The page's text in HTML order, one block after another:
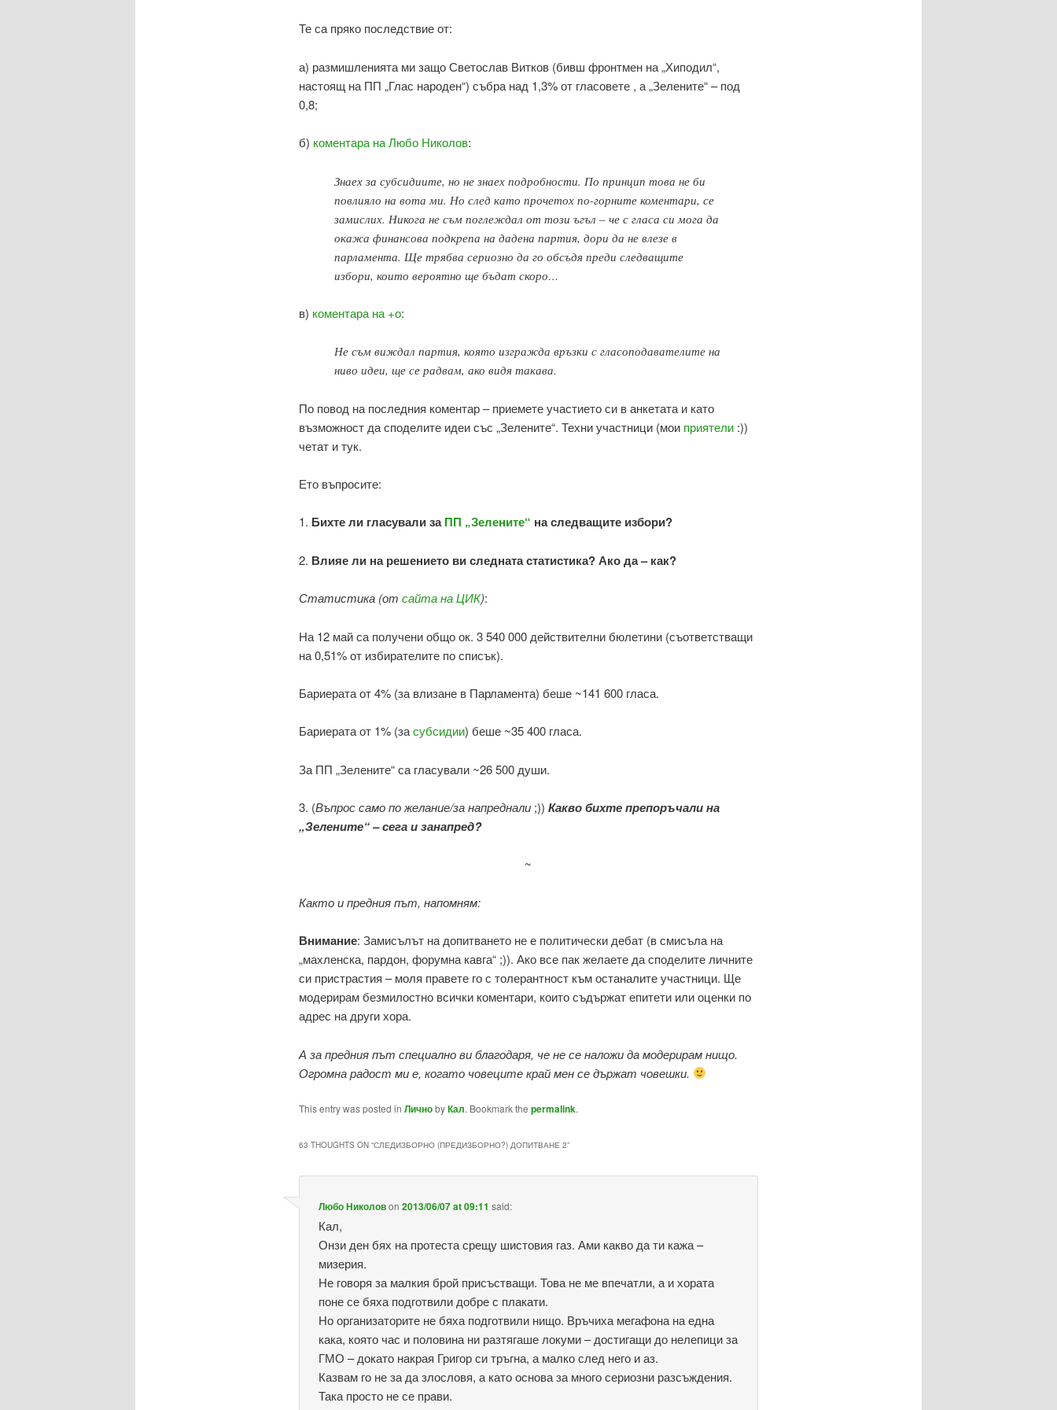
Те са пряко последствие от:
а) размишленията ми защо Светослав Витков (бивш фронтмен на „Хиподил“,
настоящ на ПП „Глас народен“) събра над 1,3% от гласовете , а „Зелените“ – под
0,8;
б) коментара на Любо Николов:
Знаех за субсидиите, но не знаех подробности. По принцип това не би
повлияло на вота ми. Но след като прочетох по-горните коментари, се
замислих. Никога не съм поглеждал от този ъгъл – че с гласа си мога да
окажа финансова подкрепа на дадена партия, дори да не влезе в
парламента. Ще трябва сериозно да го обсъдя преди следващите
избори, които вероятно ще бъдат скоро…
в) коментара на +о:
Не съм виждал партия, която изгражда връзки с гласоподавателите на
ниво идеи, ще се радвам, ако видя такава.
По повод на последния коментар – приемете участието си в анкетата и като
възможност да споделите идеи със „Зелените“. Техни участници (мои приятели:))
четат и тук.
Ето въпросите:
1. Бихте ли гласували заПП „Зелените“ на следващите избори?
2. Влияе ли на решението ви следната статистика? Ако да – как?
Статистика (от сайта на ЦИК):
На 12 май са получени общо ок. 3 540 000 действителни бюлетини (съответстващи
на 0,51% от избирателите по списък).
Бариерата от 4% (за влизане в Парламента) беше ~141 600 гласа.
Бариерата от 1% (засубсидии) беше ~35 400 гласа.
За ПП „Зелените“ са гласували ~26 500 души.
3. (Въпрос само по желание/за напреднали;)) Какво бихте препоръчали на
„Зелените“ – сега и занапред?
~
Както и предния път, напомням:
Внимание: Замисълът на допитването не е политически дебат (в смисъла на
„махленска, пардон, форумна кавга“ ;)). Ако все пак желаете да споделите личните
си пристрастия – моля правете го с толерантност към останалите участници. Ще
модерирам безмилостно всички коментари, които съдържат епитети или оценки по
адрес на други хора.
А за предния път специално ви благодаря, че не се наложи да модерирам нищо.
Огромна радост ми е, когато човеците край мен се държат човешки.
This entry was posted in ЛичноbyКал. Bookmark the permalink.
63 THOUGHTS ON “СЛЕДИЗБОРНО (ПРЕДИЗБОРНО?) ДОПИТВАНЕ 2”
Любо Николовon2013/06/07 at 09:11 said:
Кал,
Онзи ден бях на протеста срещу шистовия газ. Ами какво да ти кажа –
мизерия.
Не говоря за малкия брой присъстващи. Това не ме впечатли, а и хората
поне се бяха подготвили добре с плакати.
Но организаторите не бяха подготвили нищо. Връчиха мегафона на една
кака, която час и половина ни разтягаше локуми – достигащи до нелепици за
ГМО – докато накрая Григор си тръгна, а малко след него и аз.
Казвам го не за да злословя, а като основа за много сериозни разсъждения.
Така просто не се прави.